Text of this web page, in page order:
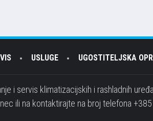
USLUGE UGOSTITELJSKA
i servis klimatizacijskih i rashladnih
ili na kontaktirajte na broj telefona